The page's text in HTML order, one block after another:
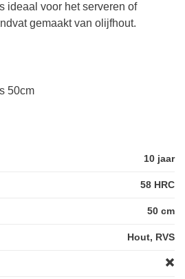
ideaal voor het serveren of
gemaakt van olijfhout.
50cm
10 jaar
58 HRC
50 cm
Hout, RVS